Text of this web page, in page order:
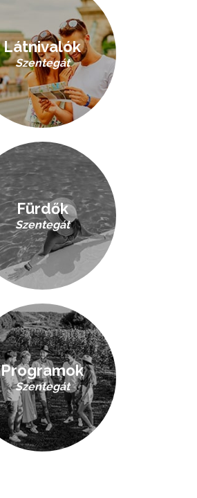
Látnivalók
Szentegát
Fürdők
Szentegát
Programok
Szentegát